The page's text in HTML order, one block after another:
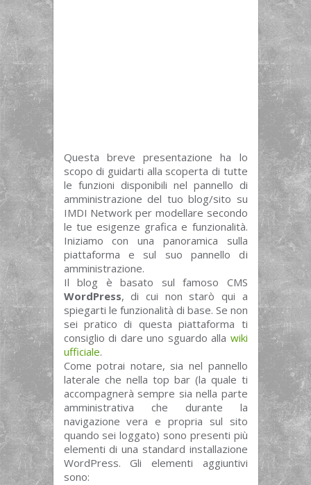
Questa breve presentazione ha lo
scopo di guidarti alla scoperta di tutte
le funzioni disponibili nel pannello di
amministrazione del tuo blog/sito su
IMDI Network per modellare secondo
le tue esigenze grafica e funzionalità.
Iniziamo con una panoramica sulla
piattaforma e sul suo pannello di
amministrazione.
Il blog è basato sul famoso CMS
WordPress, di cui non starò qui a
spiegarti le funzionalità di base. Se non
sei pratico di questa piattaforma ti
consiglio di dare uno sguardo alla wiki
ufficiale.
Come potrai notare, sia nel pannello
laterale che nella top bar (la quale ti
accompagnerà sempre sia nella parte
amministrativa che durante la
navigazione vera e propria sul sito
quando sei loggato) sono presenti più
elementi di una standard installazione
WordPress. Gli elementi aggiuntivi
sono: